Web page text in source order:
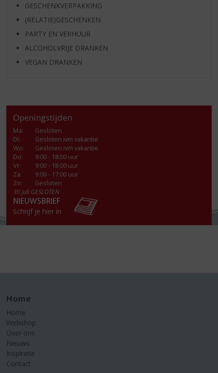
GESCHENKVERPAKKING
(RELATIE)GESCHENKEN
PARTY EN VERHUUR
ALCOHOLVRIJE DRANKEN
VEGAN DRANKEN
Openingstijden
Ma:
Gesloten
Di:
Gesloten ivm vakantie
Wo:
Gesloten ivm vakantie
Do:
9:00 - 18:00 uur
Vr:
9:00 - 18:00 uur
Za:
9:00 - 17:00 uur
Zo:
Gesloten
30 juli GESLOTEN
NIEUWSBRIEF
Schrijf je hier in
Home
Home
Webshop
Over ons
Nieuws
Inspiratie
Contact